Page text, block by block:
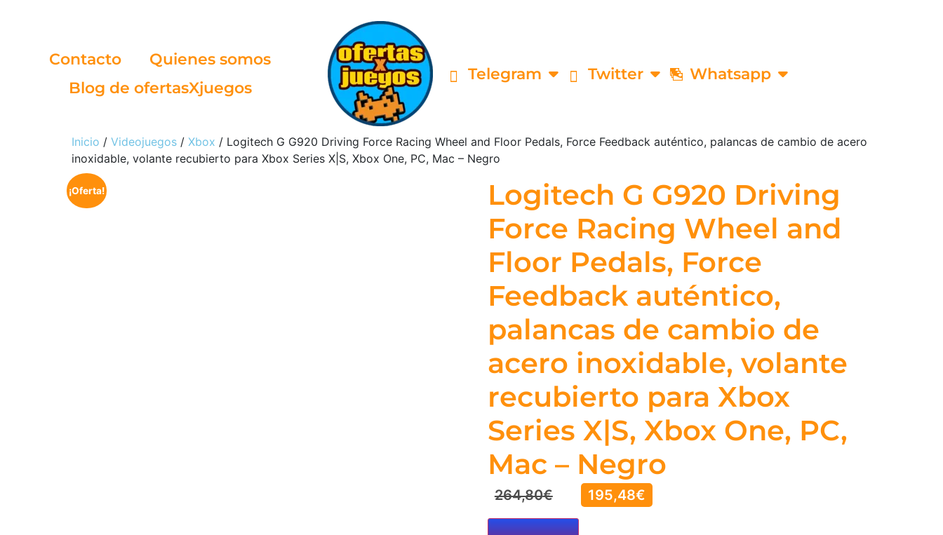
Contacto
Quienes somos
Blog de ofertasXjuegos
Telegram Twitter Whatsapp
Inicio / Videojuegos / Xbox / Logitech G G920 Driving Force Racing Wheel and Floor Pedals, Force Feedback auténtico, palancas de cambio de acero
inoxidable, volante recubierto para Xbox Series X|S, Xbox One, PC, Mac – Negro
¡Oferta!
Logitech G G920 Driving
Force Racing Wheel and
Floor Pedals, Force
Feedback auténtico,
palancas de cambio de
acero inoxidable, volante
recubierto para Xbox
Series X|S, Xbox One, PC,
Mac – Negro
264,80€ 195,48€